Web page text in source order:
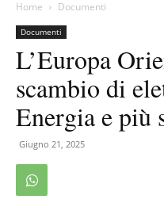
Home Documenti
Documenti
L’Europa
scambio di
Energia e più
Giugno 21, 2025